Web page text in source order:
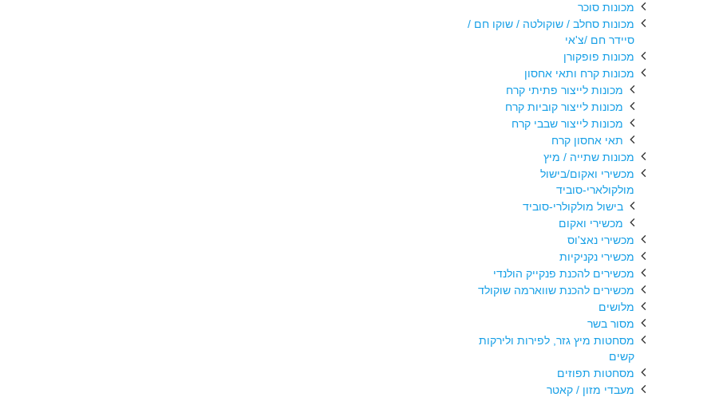
מכונות סוכר
מכונות סחלב / שוקולטה / שוקו חם /
סיידר חם /צ'אי
מכונות פופקורן
מכונות קרח ותאי אחסון
מכונות לייצור פתיתי קרח
מכונות לייצור קוביות קרח
מכונות לייצור שבבי קרח
תאי אחסון קרח
מכונות שתייה / מיץ
מכשירי ואקום/בישול
מולקולארי-סוביד
בישול מולקולרי-סוביד
מכשירי ואקום
מכשירי נאצ'וס
מכשירי נקניקיות
מכשירים להכנת פנקייק הולנדי
מכשירים להכנת שווארמה שוקולד
מלושים
מסור בשר
מסחטות מיץ גזר, לפירות ולירקות
קשים
מסחטות תפוזים
מעבדי מזון / קאטר